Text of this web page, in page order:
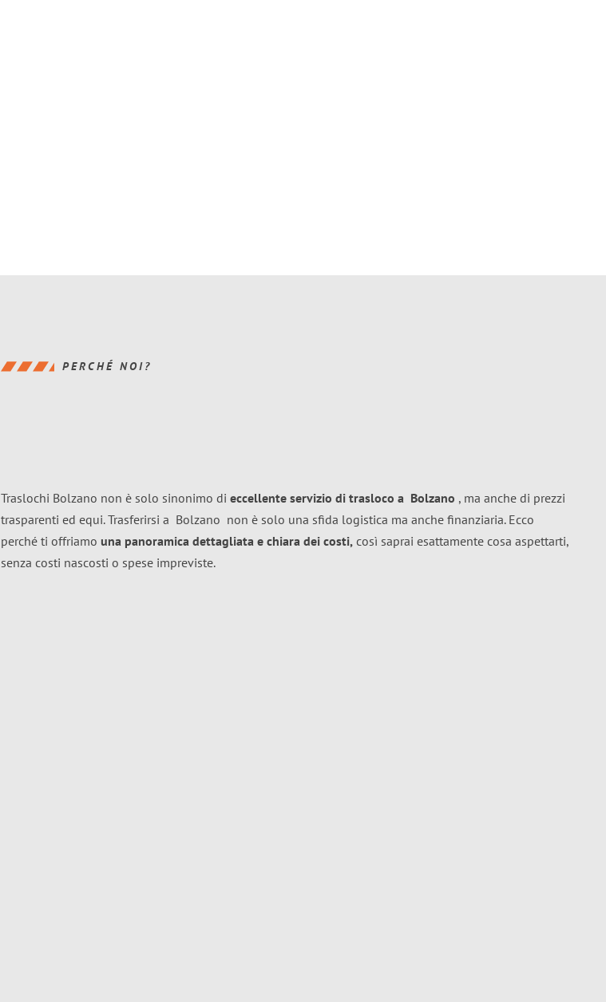
PERCHÉ NOI?
Traslochi Bolzano non è solo sinonimo di eccellente servizio di trasloco a Bolzano , ma anche di prezzi
trasparenti ed equi. Trasferirsi a Bolzano non è solo una sfida logistica ma anche finanziaria. Ecco
perché ti offriamo una panoramica dettagliata e chiara dei costi, così saprai esattamente cosa aspettarti,
senza costi nascosti o spese impreviste.